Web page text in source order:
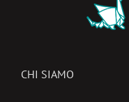
CHI SIAMO